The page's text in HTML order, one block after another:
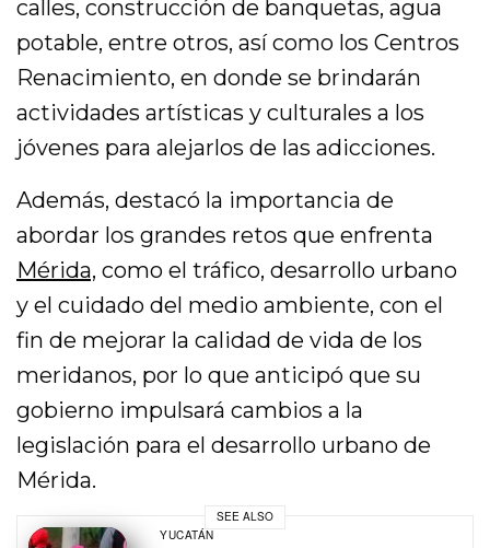
calles, construcción de banquetas, agua
potable, entre otros, así como los Centros
Renacimiento, en donde se brindarán
actividades artísticas y culturales a los
jóvenes para alejarlos de las adicciones.
Además, destacó la importancia de
abordar los grandes retos que enfrenta
Mérida, como el tráfico, desarrollo urbano
y el cuidado del medio ambiente, con el
fin de mejorar la calidad de vida de los
meridanos, por lo que anticipó que su
gobierno impulsará cambios a la
legislación para el desarrollo urbano de
Mérida.
SEE ALSO
YUCATÁN